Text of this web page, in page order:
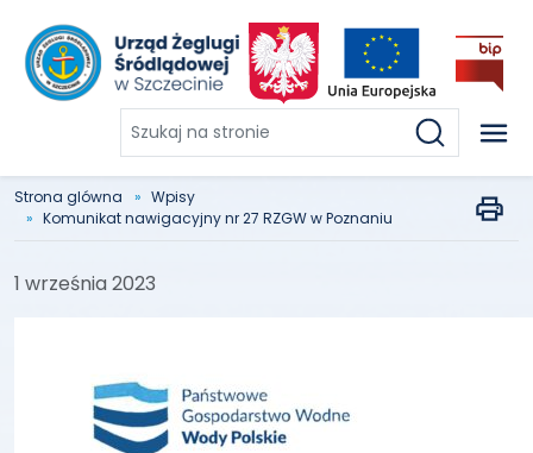
Szukaj
na
stronie
Strona glówna
Wpisy
Komunikat nawigacyjny nr 27 RZGW w Poznaniu
1 września 2023